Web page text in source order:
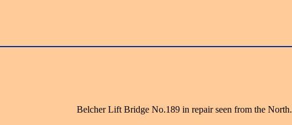
Belcher Lift Bridge No.189 in repair seen from the North.